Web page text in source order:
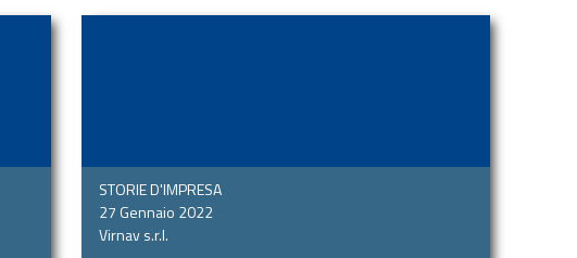
STORIE D'IMPRESA
27 Gennaio 2022
Virnav s.r.l.